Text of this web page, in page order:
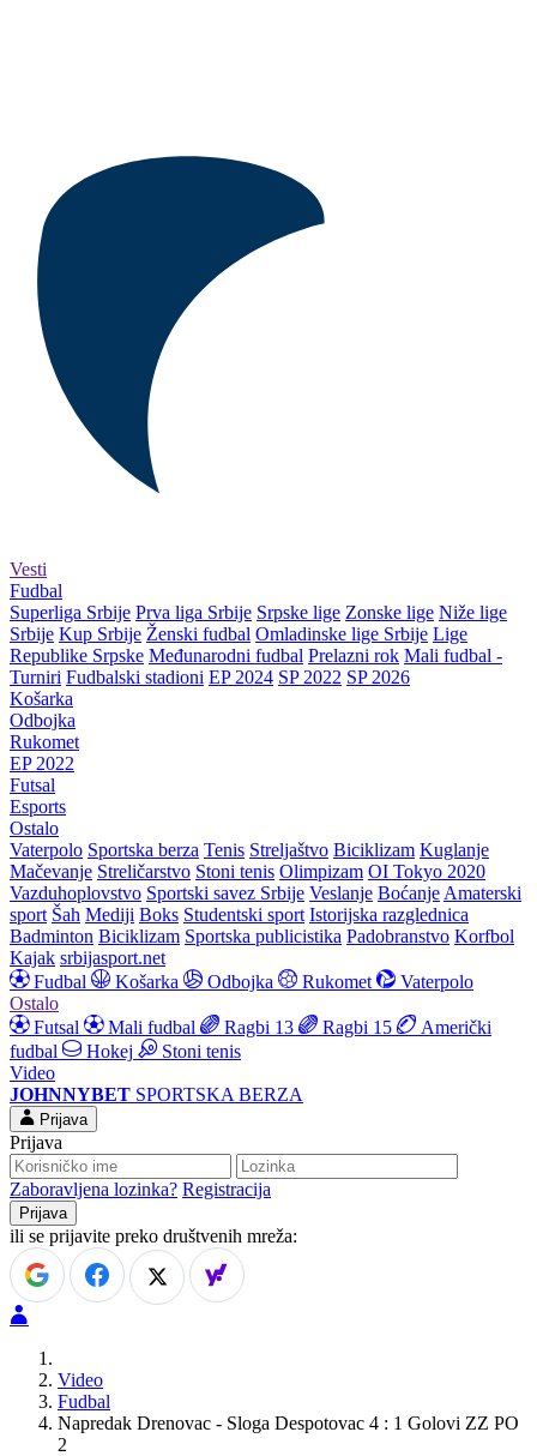
Vesti
Fudbal
Superliga Srbije Prva liga Srbije Srpske lige Zonske lige Niže lige
Srbije Kup Srbije Ženski fudbal Omladinske lige Srbije Lige
Republike Srpske Međunarodni fudbal Prelazni rok Mali fudbal -
Turniri Fudbalski stadioni EP 2024 SP 2022 SP 2026
Košarka
Odbojka
Rukomet
EP 2022
Futsal
Esports
Ostalo
Vaterpolo Sportska berza Tenis Streljaštvo Biciklizam Kuglanje
Mačevanje Streličarstvo Stoni tenis Olimpizam OI Tokyo 2020
Vazduhoplovstvo Sportski savez Srbije Veslanje Boćanje Amaterski
sport Šah Mediji Boks Studentski sport Istorijska razglednica
Badminton Biciklizam Sportska publicistika Padobranstvo Korfbol
Kajak srbijasport.net
Fudbal
Košarka Odbojka Rukomet
Vaterpolo
Ostalo
Futsal
Mali fudbal Ragbi 13 Ragbi 15
Američki
fudbal
Hokej
Stoni tenis
Video
JOHNNYBET SPORTSKA BERZA
Prijava
Prijava
Zaboravljena lozinka? Registracija
ili se prijavite preko društvenih mreža:
Video
Fudbal
Napredak Drenovac - Sloga Despotovac 4 : 1 Golovi ZZ PO
2